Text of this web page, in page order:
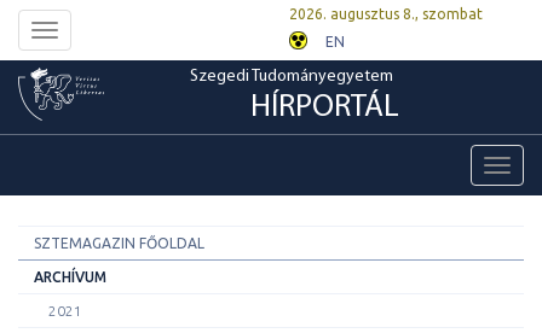
Toggle
navigation
2026. augusztus 8., szombat
EN
Szegedi Tudományegyetem
HÍRPORTÁL
SZTEMAGAZIN FŐOLDAL
ARCHÍVUM
2021